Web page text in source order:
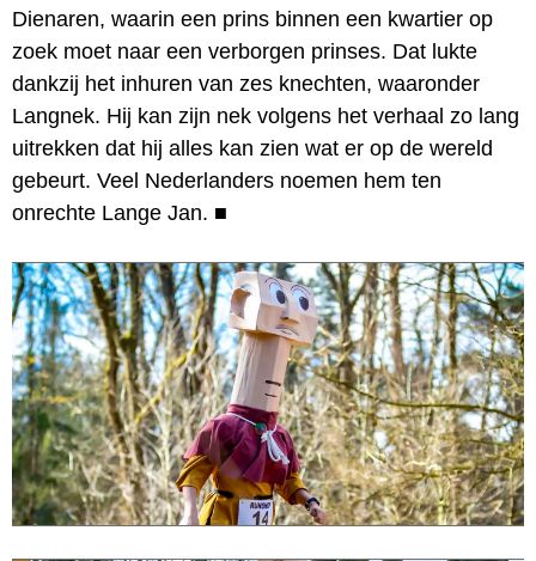
Dienaren, waarin een prins binnen een kwartier op
zoek moet naar een verborgen prinses. Dat lukte
dankzij het inhuren van zes knechten, waaronder
Langnek. Hij kan zijn nek volgens het verhaal zo lang
uitrekken dat hij alles kan zien wat er op de wereld
gebeurt. Veel Nederlanders noemen hem ten
onrechte Lange Jan. ■